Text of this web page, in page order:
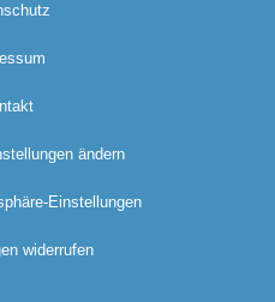
ändern
Einstellungen
widerrufen